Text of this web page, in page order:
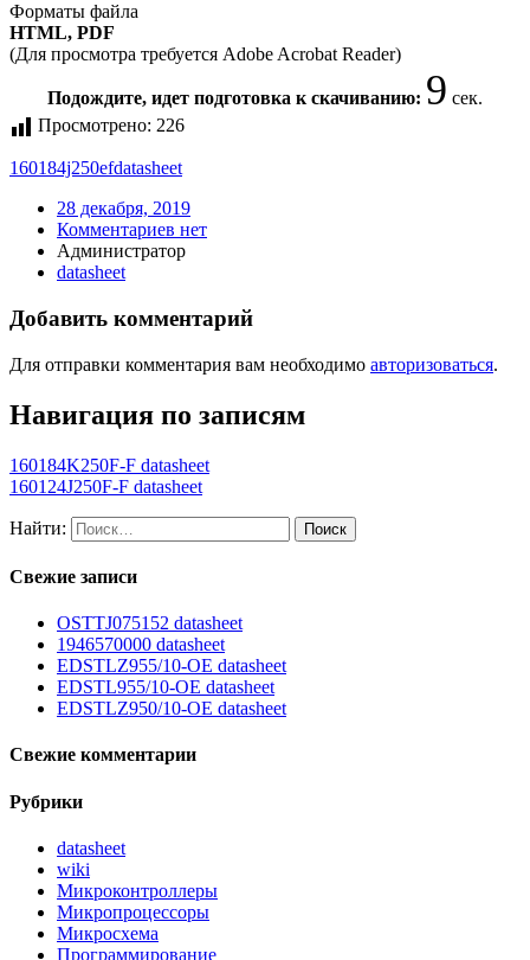
Форматы файла
HTML, PDF
(Для просмотра требуется Adobe Acrobat Reader)
Подождите, идет подготовка к скачиванию: 9 сек.
Просмотрено: 226
160184j250efdatasheet
28 декабря, 2019
Комментариев нет
Администратор
datasheet
Добавить комментарий
Для отправки комментария вам необходимо авторизоваться.
Навигация по записям
160184K250F-F datasheet
160124J250F-F datasheet
Найти:
Свежие записи
OSTTJ075152 datasheet
1946570000 datasheet
EDSTLZ955/10-OE datasheet
EDSTL955/10-OE datasheet
EDSTLZ950/10-OE datasheet
Свежие комментарии
Рубрики
datasheet
wiki
Микроконтроллеры
Микропроцессоры
Микросхема
Программирование